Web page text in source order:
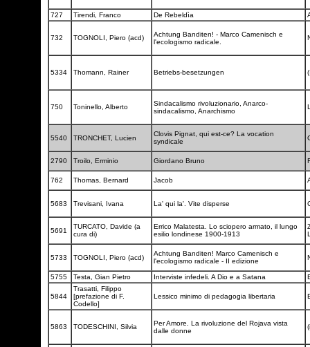
727 Tirendi, Franco De Rebeldìa
732 TOGNOLI, Piero (acd)
Achtung Banditen! - Marco Camenisch e
l'ecologismo radicale.
5334 Thomann, Rainer Betriebs-besetzungen
750 Toninello, Alberto
Sindacalismo rivoluzionario, Anarco-
sindacalismo, Anarchismo
5540 TRONCHET, Lucien
Clovis Pignat, qui est-ce? La vocation
syndicale
2790 Troilo, Erminio Giordano Bruno
762 Thomas, Bernard Jacob
5683 Trevisani, Ivana La' qui la'. Vite disperse
5691
TURCATO, Davide (a
cura di)
Errico Malatesta. Lo sciopero armato, il lungo
esilio londinese 1900-1913
5733 TOGNOLI, Piero (acd)
Achtung Banditen! Marco Camenisch e
l'ecologismo radicale - II edizione
5755 Testa, Gian Pietro Interviste infedeli. A Dio e a Satana
5844
Trasatti, Filippo
[prefazione di F.
Codello]
Lessico minimo di pedagogia libertaria
5863 TODESCHINI, Silvia
Per Amore. La rivoluzione del Rojava vista
dalle donne